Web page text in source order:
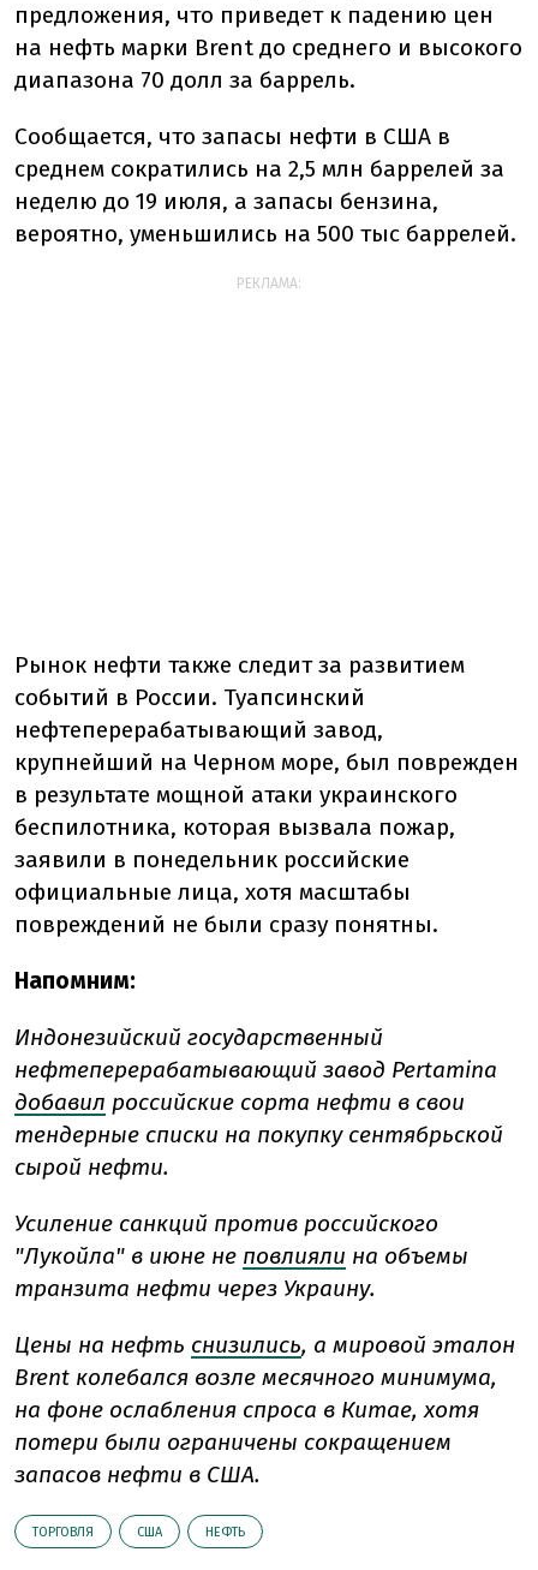
предложения, что приведет к падению цен
на нефть марки Brent до среднего и высокого
диапазона 70 долл за баррель.
Сообщается, что запасы нефти в США в
среднем сократились на 2,5 млн баррелей за
неделю до 19 июля, а запасы бензина,
вероятно, уменьшились на 500 тыс баррелей.
РЕКЛАМА:
Рынок нефти также следит за развитием
событий в России. Туапсинский
нефтеперерабатывающий завод,
крупнейший на Черном море, был поврежден
в результате мощной атаки украинского
беспилотника, которая вызвала пожар,
заявили в понедельник российские
официальные лица, хотя масштабы
повреждений не были сразу понятны.
Напомним:
Индонезийский государственный
нефтеперерабатывающий завод Pertamina
добавил российские сорта нефти в свои
тендерные списки на покупку сентябрьской
сырой нефти.
Усиление санкций против российского
"Лукойла" в июне не повлияли на объемы
транзита нефти через Украину.
Цены на нефть снизились, а мировой эталон
Brent колебался возле месячного минимума,
на фоне ослабления спроса в Китае, хотя
потери были ограничены сокращением
запасов нефти в США.
ТОРГОВЛЯ США НЕФТЬ